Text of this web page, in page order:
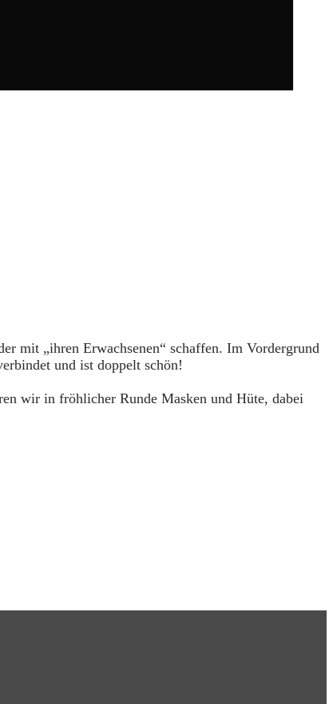
mit „ihren Erwachsenen“ schaffen. Im Vordergrund
und ist doppelt schön!
wir in fröhlicher Runde Masken und Hüte, dabei